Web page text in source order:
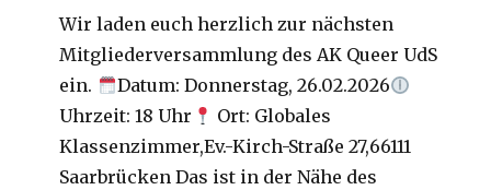
Wir laden euch herzlich zur nächsten
Mitgliederversammlung des AK Queer UdS
ein.
Datum: Donnerstag, 26.02.2026
Uhrzeit: 18 Uhr
Ort: Globales
Klassenzimmer,Ev.-Kirch-Straße 27,66111
Saarbrücken Das ist in der Nähe des